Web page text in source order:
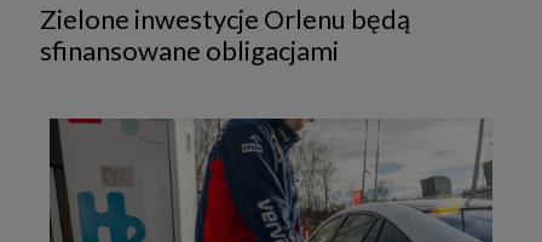
Zielone inwestycje Orlenu będą
sfinansowane obligacjami